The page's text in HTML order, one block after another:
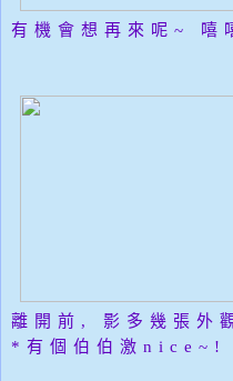
有機會想再來呢~
離開前, 影多幾張外
*有個伯伯激nice~!